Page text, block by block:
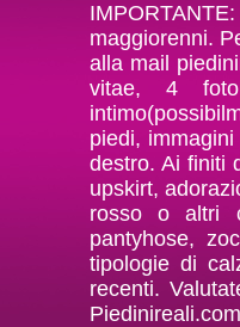
maggiorenni.
alla mail
vitae, 4
piedi,
destro. Ai finiti
upskirt,
rosso o altri
pantyhose,
tipologie di
recenti.
Piedinireali.com